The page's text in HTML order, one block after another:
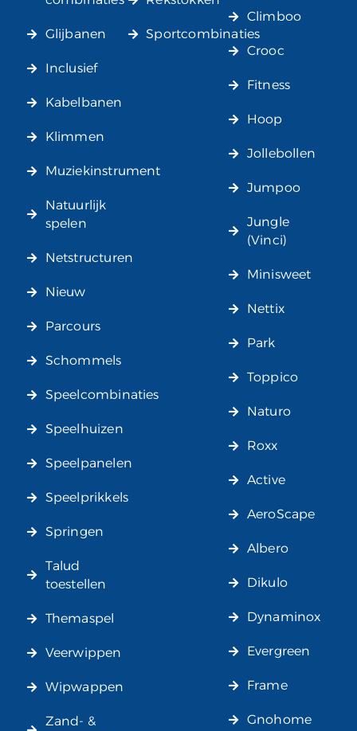
Glijbanen
Inclusief
Kabelbanen
Klimmen
Muziekinstrument
Natuurlijk
spelen
Netstructuren
Nieuw
Parcours
Schommels
Speelcombinaties
Speelhuizen
Speelpanelen
Speelprikkels
Springen
Talud
toestellen
Themaspel
Veerwippen
Wipwappen
Zand- &
Sportcombinaties
Climboo
Crooc
Fitness
Hoop
Jollebollen
Jumpoo
Jungle
(Vinci)
Minisweet
Nettix
Park
Toppico
Naturo
Roxx
Active
AeroScape
Albero
Dikulo
Dynaminox
Evergreen
Frame
Gnohome